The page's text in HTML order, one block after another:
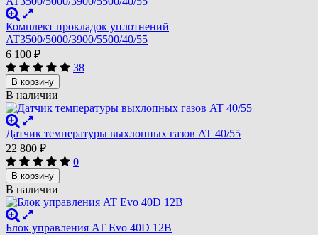
Комплект прокладок уплотнений
AT3500/5000/3900/5500/40/55
6 100 ₽
38
В корзину
В наличии
Датчик температуры выхлопных газов AT 40/55
22 800 ₽
0
В корзину
В наличии
Блок управления AT Evo 40D 12В